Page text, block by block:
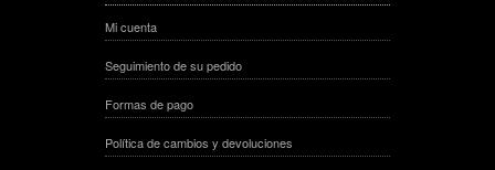
Mi cuenta
Seguimiento de su pedido
Formas de pago
Política de cambios y devoluciones